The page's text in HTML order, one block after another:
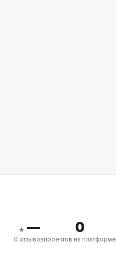
★ —
0 отзывов
0
проектов на платформе